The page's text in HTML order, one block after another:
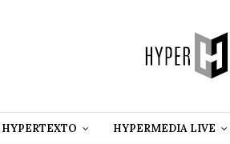
HYPERTEXTO HYPERMEDIA LIVE